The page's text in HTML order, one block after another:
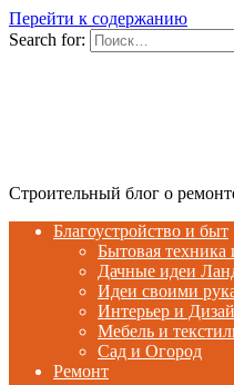
Перейти к содержанию
Search for:
Строительный блог о
Благоустройство и быт
Бытовая техника
Дачные идеи
Идеи своими
Интерьер и
Мебель и
Сад и Огород
Ремонт